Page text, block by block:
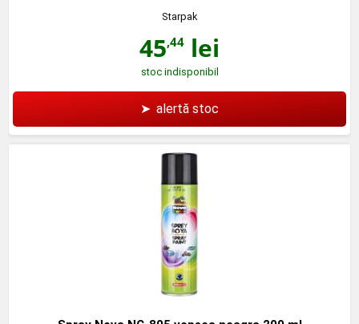
Starpak
45,44 lei
stoc indisponibil
➤ alertă stoc